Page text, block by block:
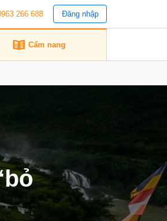
266 688 Đăng nhập
Cẩm nang